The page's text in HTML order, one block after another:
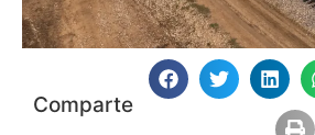
Comparte